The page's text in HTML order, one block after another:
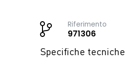
Riferimento
971306
Specifiche tecniche